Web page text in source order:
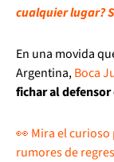
cualquier lugar?
En una movida
Argentina,Boca
fichar al
👀 Mira el curioso
rumores de